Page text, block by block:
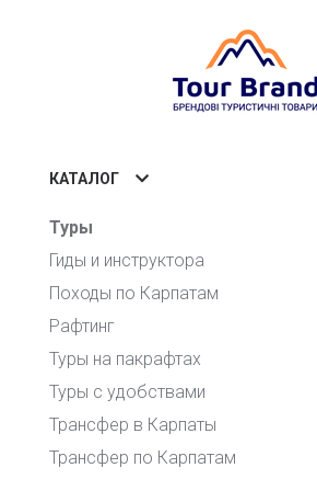
КАТАЛОГ
Туры
Гиды и инструктора
Походы по Карпатам
Рафтинг
Туры на пакрафтах
Туры с удобствами
Трансфер в Карпаты
Трансфер по Карпатам